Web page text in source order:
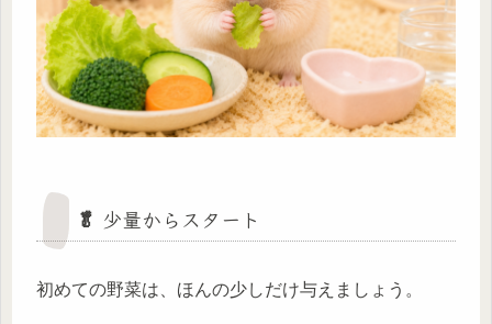
🥬 少量からスタート
初めての野菜は、ほんの少しだけ与えましょう。